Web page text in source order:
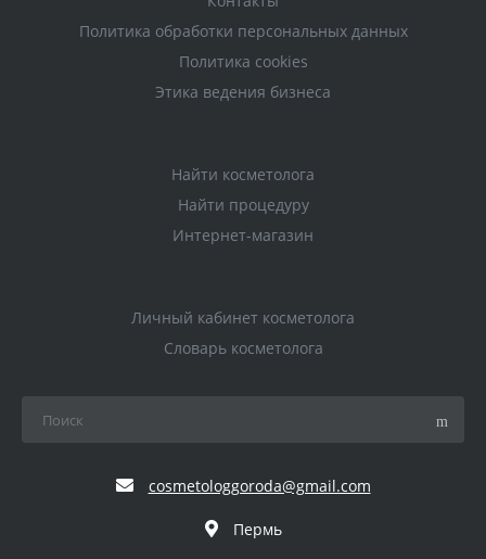
Политика обработки персональных данных
Политика cookies
Этика ведения бизнеса
Найти косметолога
Найти процедуру
Интернет-магазин
Личный кабинет косметолога
Словарь косметолога
cosmetologgoroda@gmail.com
Пермь